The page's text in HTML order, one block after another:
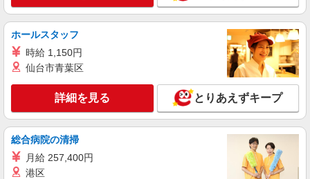
ホールスタッフ
時給 1,150円
仙台市青葉区
詳細を見る とりあえずキープ
総合病院の清掃
月給 257,400円
港区